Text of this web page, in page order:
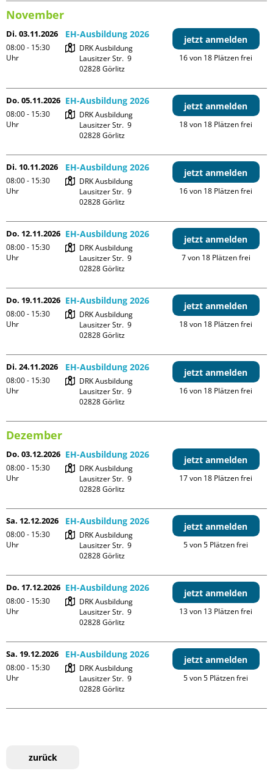
November
Di. 03.11.2026
08:00 - 15:30
Uhr
EH-Ausbildung 2026
DRK Ausbildung
Lausitzer Str.  9
jetzt anmelden
16 von 18 Plätzen frei
Do. 05.11.2026
08:00 - 15:30
Uhr
EH-Ausbildung 2026
DRK Ausbildung
Lausitzer Str.  9
jetzt anmelden
18 von 18 Plätzen frei
Di. 10.11.2026
08:00 - 15:30
Uhr
EH-Ausbildung 2026
DRK Ausbildung
Lausitzer Str.  9
jetzt anmelden
16 von 18 Plätzen frei
Do. 12.11.2026
08:00 - 15:30
Uhr
EH-Ausbildung 2026
DRK Ausbildung
Lausitzer Str.  9
jetzt anmelden
7 von 18 Plätzen frei
Do. 19.11.2026
08:00 - 15:30
Uhr
EH-Ausbildung 2026
DRK Ausbildung
Lausitzer Str.  9
jetzt anmelden
18 von 18 Plätzen frei
Di. 24.11.2026
08:00 - 15:30
Uhr
EH-Ausbildung 2026
DRK Ausbildung
Lausitzer Str.  9
jetzt anmelden
16 von 18 Plätzen frei
Dezember
Do. 03.12.2026
08:00 - 15:30
Uhr
EH-Ausbildung 2026
DRK Ausbildung
Lausitzer Str.  9
jetzt anmelden
17 von 18 Plätzen frei
Sa. 12.12.2026
08:00 - 15:30
Uhr
EH-Ausbildung 2026
DRK Ausbildung
Lausitzer Str.  9
jetzt anmelden
5 von 5 Plätzen frei
Do. 17.12.2026
08:00 - 15:30
Uhr
EH-Ausbildung 2026
DRK Ausbildung
Lausitzer Str.  9
jetzt anmelden
13 von 13 Plätzen frei
Sa. 19.12.2026
08:00 - 15:30
Uhr
EH-Ausbildung 2026
DRK Ausbildung
Lausitzer Str.  9
jetzt anmelden
5 von 5 Plätzen frei
zurück